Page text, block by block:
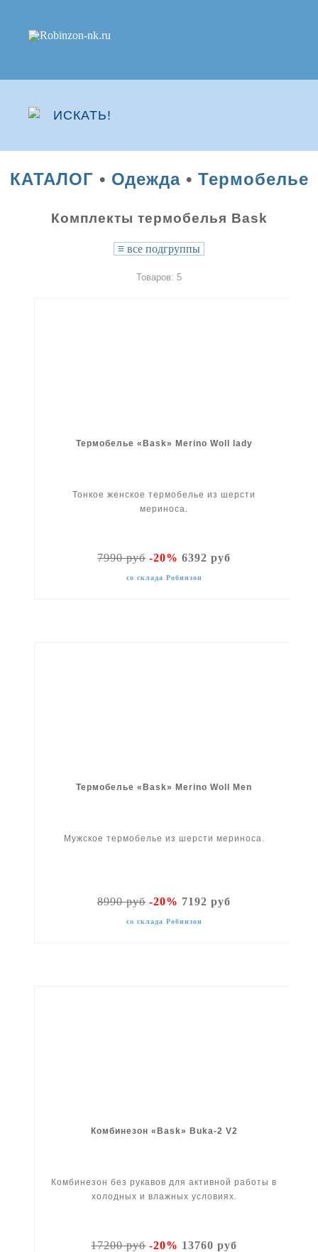
КАТАЛОГ • Одежда• Термобелье
Комплекты термобелья Bask
≡ все подгруппы
Товаров: 5
Термобелье «Bask» Merino Woll lady
Тонкое женское термобелье из шерсти
мериноса.
7990 руб-20% 6392 руб
со склада Робинзон
Термобелье «Bask» Merino Woll Men
Мужское термобелье из шерсти мериноса.
8990 руб-20% 7192 руб
со склада Робинзон
Комбинезон «Bask» Buka-2 V2
Комбинезон без рукавов для активной работы в
холодных и влажных условиях.
17200 руб-20% 13760 руб